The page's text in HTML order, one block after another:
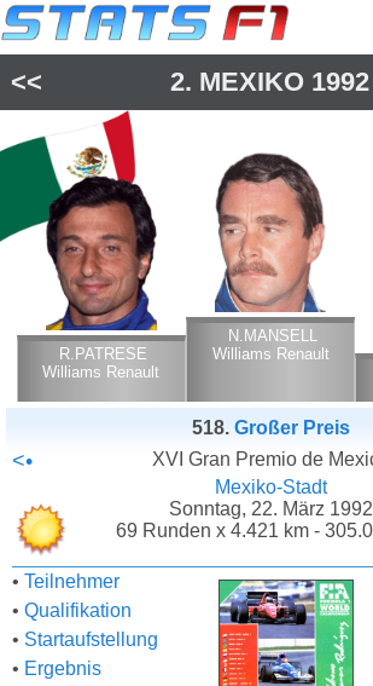
<< 2. MEXIKO 1992
R.PATRESE
Williams Renault
N.MANSELL
Williams Renault
518. Großer Preis
<• XVI Gran Premio de
Mexiko-Stadt
Sonntag, 22. März 1992
69 Runden x 4.421 km -
• Teilnehmer
• Qualifikation
• Startaufstellung
• Ergebnis